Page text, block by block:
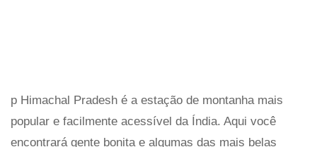
p Himachal Pradesh é a estação de montanha mais
popular e facilmente acessível da Índia. Aqui você
encontrará gente bonita e algumas das mais belas